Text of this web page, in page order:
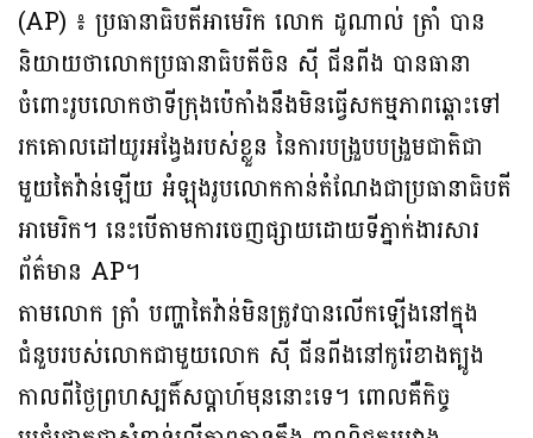
(AP) ៖ ប្រធានាធិបតីអាមេរិក លោក ដូណាល់ ត្រាំ បាន
និយាយថាលោកប្រធានាធិបតីចិន ស៊ី ជីនពីង បានធានា
ចំពោះរូបលោកថាទីក្រុងប៉េកាំងនឹងមិនធ្វើសកម្មភាពឆ្ពោះទៅ
រកគោលដៅយូរអង្វែងរបស់ខ្លួន នៃការបង្រួបបង្រួមជាតិជា
មួយតៃវ៉ាន់ឡើយ អំឡុងរូបលោកកាន់តំណែងជាប្រធានាធិបតី
អាមេរិក។ នេះបើតាមការចេញផ្សាយដោយទីភ្នាក់ងារសារ
ព័ត៌មាន AP។
តាមលោក ត្រាំ បញ្ហាតៃវ៉ាន់មិនត្រូវបានលើកឡើងនៅក្នុង
ជំនួបរបស់លោកជាមួយលោក ស៊ី ជីនពីងនៅកូរ៉េខាងត្បូង
កាលពីថ្ងៃព្រហស្បតិ៍សប្ដាហ៍មុននោះទេ។ ពោលគឺកិច្ច